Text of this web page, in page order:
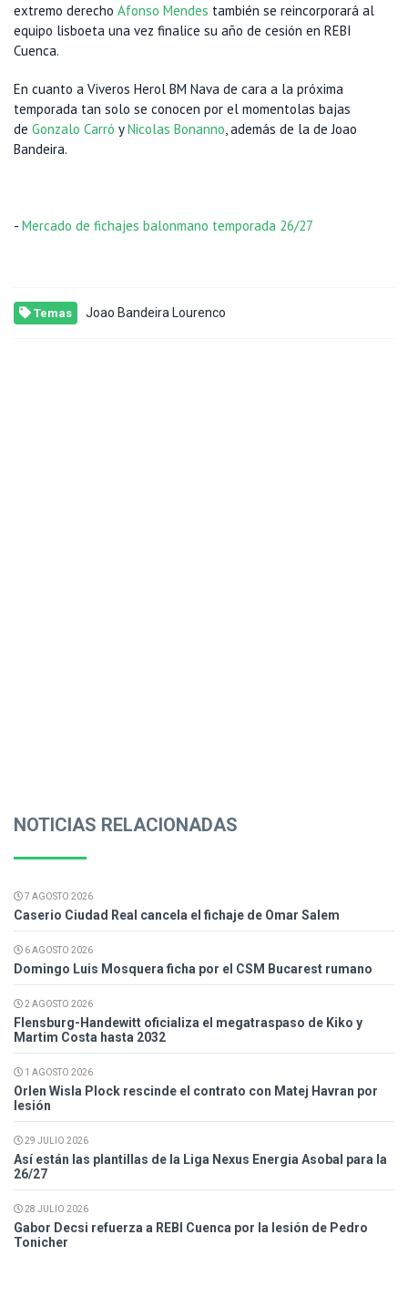
extremo derecho Afonso Mendes también se reincorporará al
equipo lisboeta una vez finalice su año de cesión en REBI
Cuenca.
En cuanto a Viveros Herol BM Nava de cara a la próxima
temporada tan solo se conocen por el momentolas bajas
de Gonzalo Carró yNicolas Bonanno , además de la de Joao
Bandeira.
- Mercado de fichajes balonmano temporada 26/27
Temas Joao Bandeira Lourenco
NOTICIAS RELACIONADAS
7 AGOSTO 2026
Caserio Ciudad Real cancela el fichaje de Omar Salem
6 AGOSTO 2026
Domingo Luis Mosquera ficha por el CSM Bucarest rumano
2 AGOSTO 2026
Flensburg-Handewitt oficializa el megatraspaso de Kiko y
Martim Costa hasta 2032
1 AGOSTO 2026
Orlen Wisla Plock rescinde el contrato con Matej Havran por
lesión
29 JULIO 2026
Así están las plantillas de la Liga Nexus Energia Asobal para la
26/27
28 JULIO 2026
Gabor Decsi refuerza a REBI Cuenca por la lesión de Pedro
Tonicher